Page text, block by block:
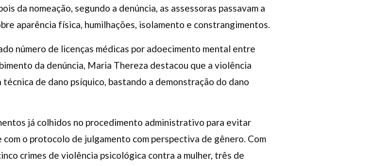
da nomeação, segundo a denúncia, as assessoras passavam a
aparência física, humilhações, isolamento e constrangimentos.
número de licenças médicas por adoecimento mental entre
da denúncia, Maria Thereza destacou que a violência
de dano psíquico, bastando a demonstração do dano
já colhidos no procedimento administrativo para evitar
o protocolo de julgamento com perspectiva de gênero. Com
crimes de violência psicológica contra a mulher, três de